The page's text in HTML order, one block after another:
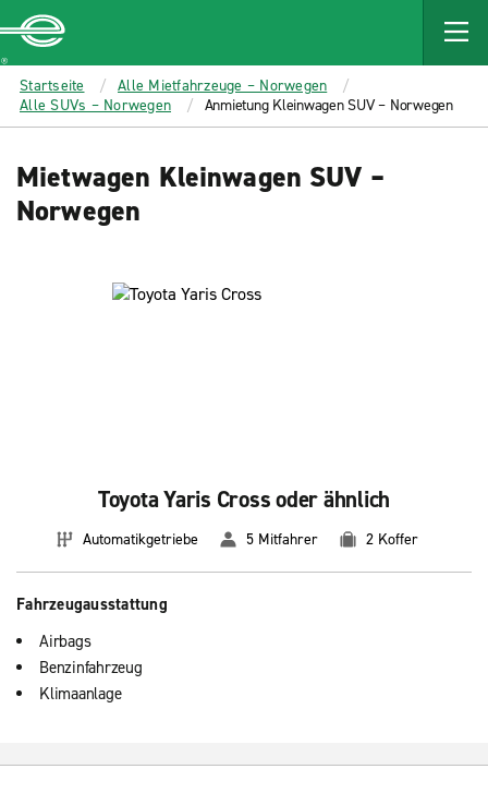
MAIN
CONTENT
Enterprise
Startseite
Alle Mietfahrzeuge – Norwegen
Alle SUVs – Norwegen
Anmietung Kleinwagen SUV – Norwegen
Mietwagen Kleinwagen SUV –
Norwegen
Toyota Yaris Cross oder ähnlich
Automatikgetriebe 5 Mitfahrer 2 Koffer
Fahrzeugausstattung
Airbags
Benzinfahrzeug
Klimaanlage